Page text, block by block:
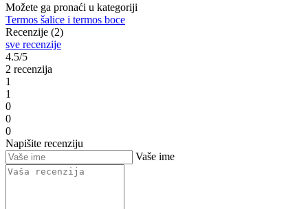
Možete ga pronaći u kategoriji
Termos šalice i termos boce
Recenzije (2)
sve recenzije
4.5/5
2 recenzija
1
1
0
0
0
Napišite recenziju
Vaše ime